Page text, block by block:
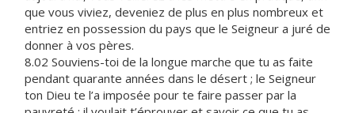
que vous viviez, deveniez de plus en plus nombreux et
entriez en possession du pays que le Seigneur a juré de
donner à vos pères.
8.02 Souviens-toi de la longue marche que tu as faite
pendant quarante années dans le désert ; le Seigneur
ton Dieu te l’a imposée pour te faire passer par la